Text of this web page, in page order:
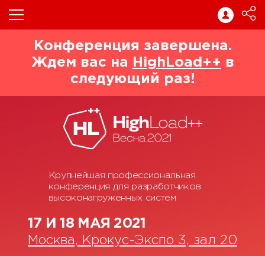
Конференция завершена.
Ждем вас на
HighLoad++ в
следующий раз!
Крупнейшая профессиональная
конференция для разработчиков
высоконагруженных систем
17 И 18 МАЯ 2021
Москва, Крокус-Экспо 3, зал 20